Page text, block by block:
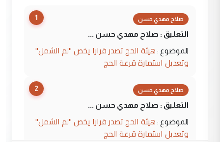
1 صلاح مهدي حسن
التعليق : صلاح مهدي حسن ...
الموضوع : هيئة الحج تصدر قرارا يخص "لم الشمل"
وتعديل استمارة قرعة الحج
2 صلاح مهدي حسن
التعليق : صلاح مهدي حسن ...
الموضوع : هيئة الحج تصدر قرارا يخص "لم الشمل"
وتعديل استمارة قرعة الحج